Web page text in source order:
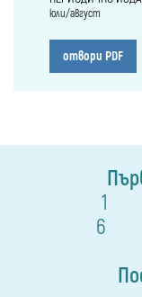
юли/август
отвори PDF
1
6